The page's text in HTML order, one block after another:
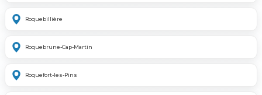
Roquebillière
Roquebrune-Cap-Martin
Roquefort-les-Pins